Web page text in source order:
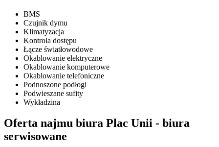
BMS
Czujnik dymu
Klimatyzacja
Kontrola dostępu
Łącze światłowodowe
Okablowanie elektryczne
Okablowanie komputerowe
Okablowanie telefoniczne
Podnoszone podłogi
Podwieszane sufity
Wykładzina
Oferta najmu biura Plac Unii - biura
serwisowane